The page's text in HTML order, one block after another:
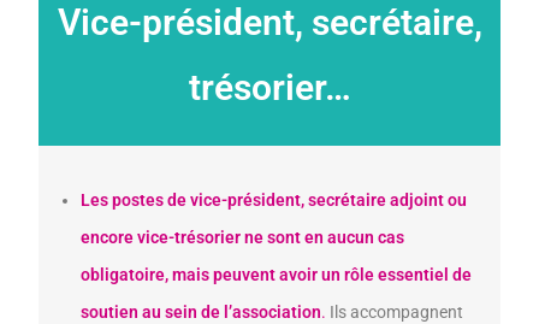
Vice-président, secrétaire,
trésorier…
Les postes de vice-président, secrétaire adjoint ou
encore vice-trésorier ne sont en aucun cas
obligatoire, mais peuvent avoir un rôle essentiel de
soutien au sein de l’association. Ils accompagnent